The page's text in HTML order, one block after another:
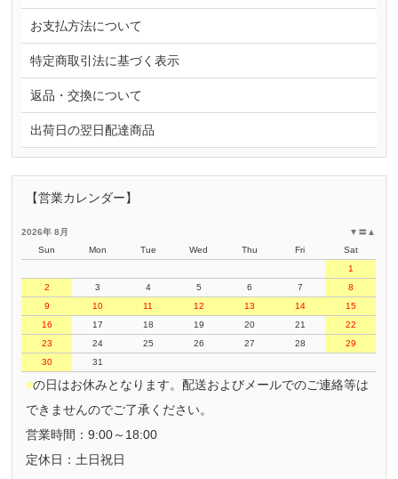
お支払方法について
特定商取引法に基づく表示
返品・交換について
出荷日の翌日配達商品
【営業カレンダー】
▲
〓
▼
2026年 8月
Sun
Mon Tue Wed Thu Fri
Sat
1
2
3 4 5 6 7
8
9
10 11 12 13 14
15
16
17 18 19 20 21
22
23
24 25 26 27 28
29
30
31
■の日はお休みとなります。配送およびメールでのご連絡等は
できませんのでご了承ください。
営業時間：9:00～18:00
定休日：土日祝日